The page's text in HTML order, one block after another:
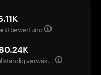
Vollständig verwässerte Bewertung